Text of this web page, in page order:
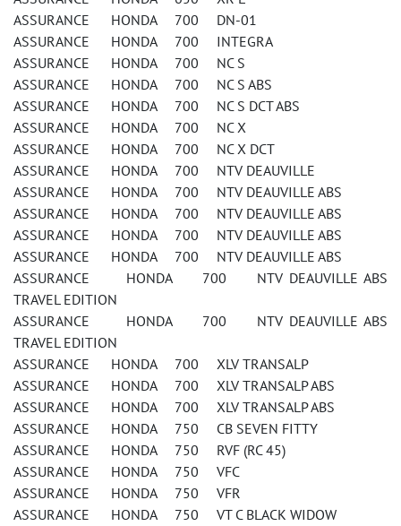
ASSURANCE HONDA 700 DN-01
ASSURANCE HONDA 700 INTEGRA
ASSURANCE HONDA 700 NC S
ASSURANCE HONDA 700 NC S ABS
ASSURANCE HONDA 700 NC S DCT ABS
ASSURANCE HONDA 700 NC X
ASSURANCE HONDA 700 NC X DCT
ASSURANCE HONDA 700 NTV DEAUVILLE
ASSURANCE HONDA 700 NTV DEAUVILLE ABS
ASSURANCE HONDA 700 NTV DEAUVILLE ABS
ASSURANCE HONDA 700 NTV DEAUVILLE ABS
ASSURANCE HONDA 700 NTV DEAUVILLE ABS
ASSURANCE HONDA 700 NTV DEAUVILLE ABS
TRAVEL EDITION
ASSURANCE HONDA 700 NTV DEAUVILLE ABS
TRAVEL EDITION
ASSURANCE HONDA 700 XLV TRANSALP
ASSURANCE HONDA 700 XLV TRANSALP ABS
ASSURANCE HONDA 700 XLV TRANSALP ABS
ASSURANCE HONDA 750 CB SEVEN FITTY
ASSURANCE HONDA 750 RVF (RC 45)
ASSURANCE HONDA 750 VFC
ASSURANCE HONDA 750 VFR
ASSURANCE HONDA 750 VT C BLACK WIDOW